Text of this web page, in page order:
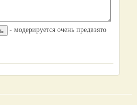
- модерируется очень предвзято